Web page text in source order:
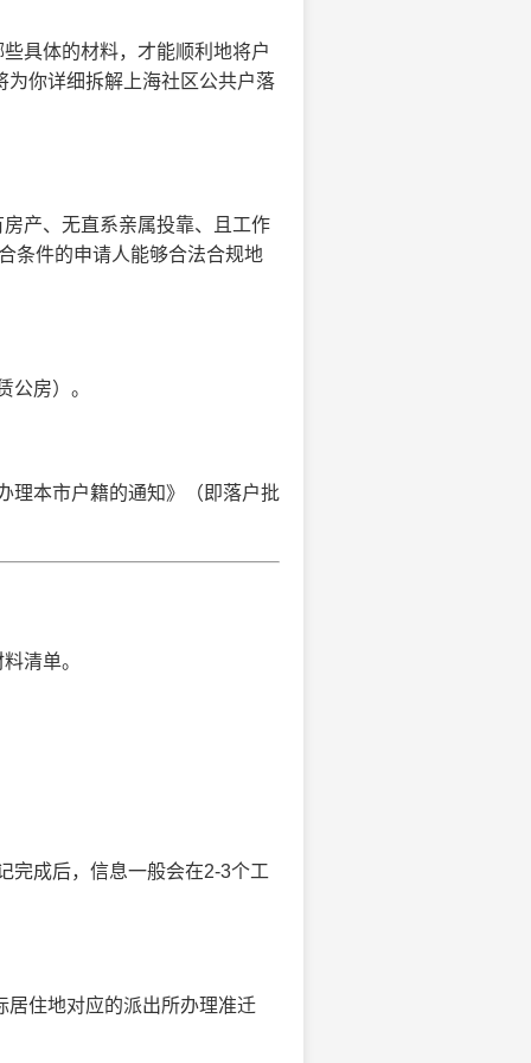
具体的材料，才能顺利地将户
为你详细拆解上海社区公共户落
产、无直系亲属投靠、且工作
条件的申请人能够合法合规地
公房）。
理本市户籍的通知》（即落户批
清单。
完成后，信息一般会在2-3个工
居住地对应的派出所办理准迁